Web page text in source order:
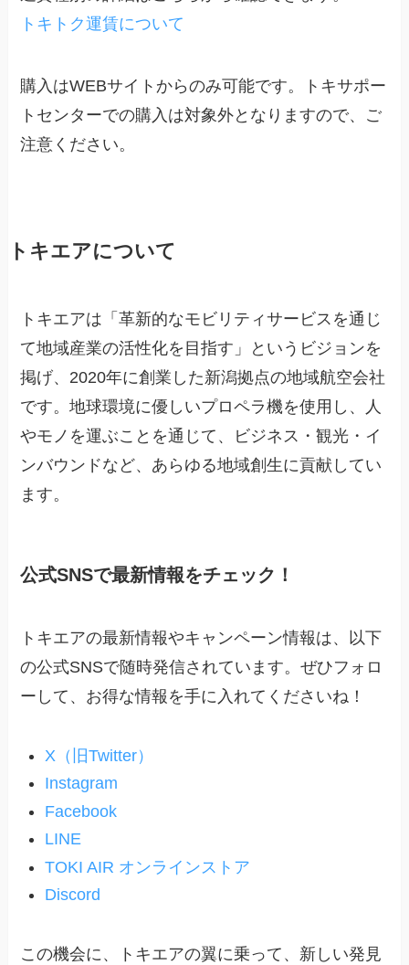
トキトク運賃について
購入はWEBサイトからのみ可能です。トキサポー
トセンターでの購入は対象外となりますので、ご
注意ください。
トキエアについて
トキエアは「革新的なモビリティサービスを通じ
て地域産業の活性化を目指す」というビジョンを
掲げ、2020年に創業した新潟拠点の地域航空会社
です。地球環境に優しいプロペラ機を使用し、人
やモノを運ぶことを通じて、ビジネス・観光・イ
ンバウンドなど、あらゆる地域創生に貢献してい
ます。
公式SNSで最新情報をチェック！
トキエアの最新情報やキャンペーン情報は、以下
の公式SNSで随時発信されています。ぜひフォロ
ーして、お得な情報を手に入れてくださいね！
X（旧Twitter）
Instagram
Facebook
LINE
TOKI AIR オンラインストア
Discord
この機会に、トキエアの翼に乗って、新しい発見